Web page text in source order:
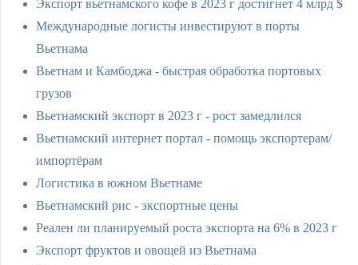
Экспорт вьетнамского кофе в 2023 г достигнет 4 млрд $
Международные логисты инвестируют в порты
Вьетнама
Вьетнам и Камбоджа - быстрая обработка портовых
грузов
Вьетнамский экспорт в 2023 г - рост замедлился
Вьетнамский интернет портал - помощь экспортерам/
импортёрам
Логистика в южном Вьетнаме
Вьетнамский рис - экспортные цены
Реален ли планируемый роста экспорта на 6% в 2023 г
Экспорт фруктов и овощей из Вьетнама